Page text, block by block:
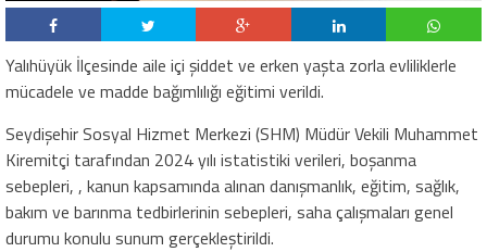
Yalıhüyük İlçesinde aile içi şiddet ve erken yaşta zorla evliliklerle
mücadele ve madde bağımlılığı eğitimi verildi.
Seydişehir Sosyal Hizmet Merkezi (SHM) Müdür Vekili Muhammet
Kiremitçi tarafından 2024 yılı istatistiki verileri, boşanma
sebepleri, , kanun kapsamında alınan danışmanlık, eğitim, sağlık,
bakım ve barınma tedbirlerinin sebepleri, saha çalışmaları genel
durumu konulu sunum gerçekleştirildi.